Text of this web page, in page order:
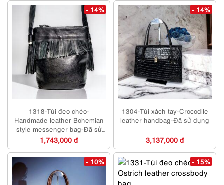
- 14%
1318-Túi đeo chéo-
Handmade leather Bohemian
style messenger bag-Đã sử
dụng/Khá sạch
1,743,000 đ
- 14%
1304-Túi xách tay-Crocodile
leather handbag-Đã sử dụng
3,137,000 đ
- 10% - 15%